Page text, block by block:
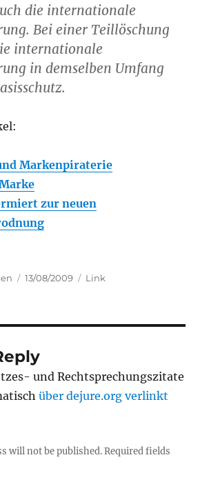
die internationale
Bei einer Teillöschung
internationale
in demselben Umfang
Markenpiraterie
zur neuen
Posted
13/08/2009 Categories
Link
und Rechtsprechungszitate
über dejure.org verlinkt
will not be published. Required fields